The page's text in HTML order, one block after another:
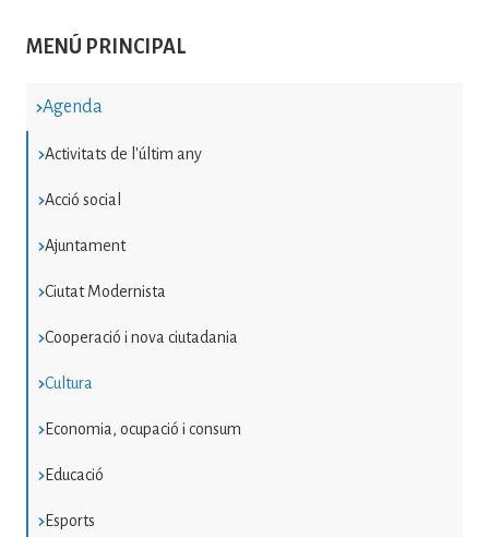
MENÚ PRINCIPAL
Agenda
Activitats de l'últim any
Acció social
Ajuntament
Ciutat Modernista
Cooperació i nova ciutadania
Cultura
Economia, ocupació i consum
Educació
Esports